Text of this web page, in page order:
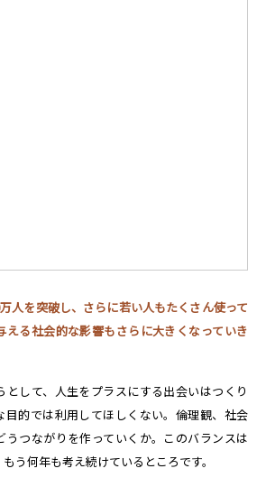
人を突破し、さらに若い人もたくさん使って
える社会的な影響もさらに大きくなっていき
として、人生をプラスにする出会いはつくり
目的では利用してほしくない。倫理観、社会
うつながりを作っていくか。このバランスは
う何年も考え続けているところです。